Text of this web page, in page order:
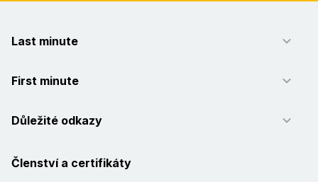
Last minute
First minute
Důležité odkazy
Členství a certifikáty